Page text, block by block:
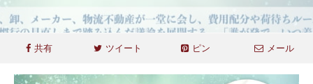
共有 ツイート ピン メール